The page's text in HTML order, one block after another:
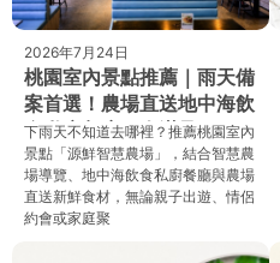
2026年7月24日
桃園室內景點推薦｜雨天備
案首選！農場直送地中海飲
食私廚餐廳一次滿足
下雨天不知道去哪裡？推薦桃園室內
景點「源鮮智慧農場」，結合智慧農
場導覽、地中海飲食私廚餐廳與農場
直送新鮮食材，無論親子出遊、情侶
約會或家庭聚